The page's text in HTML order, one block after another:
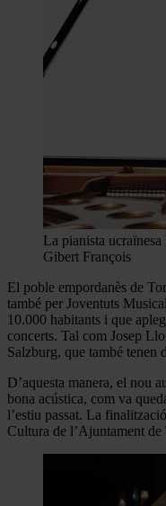
La pianista
Gibert François
El poble empordanès de
també per Joventuts
10.000 habitants i que
concerts. Tal com Josep
Salzburg, que també tenen
D’aquesta manera, el nou
bona acústica, com va
l’estiu passat. La
Cultura de l’Ajuntament